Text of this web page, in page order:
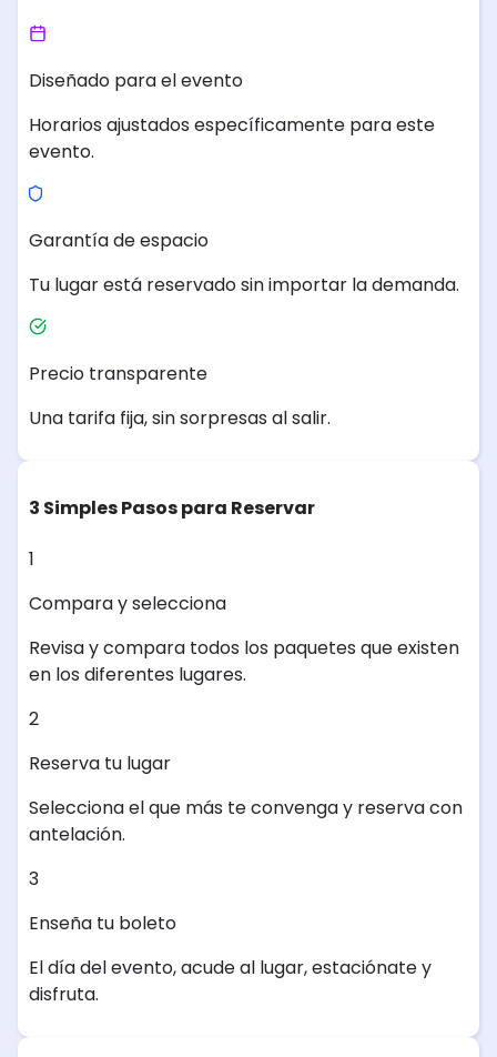
Diseñado para el evento
Horarios ajustados específicamente para este
evento.
Garantía de espacio
Tu lugar está reservado sin importar la demanda.
Precio transparente
Una tarifa fija, sin sorpresas al salir.
3 Simples Pasos para Reservar
1
Compara y selecciona
Revisa y compara todos los paquetes que existen
en los diferentes lugares.
2
Reserva tu lugar
Selecciona el que más te convenga y reserva con
antelación.
3
Enseña tu boleto
El día del evento, acude al lugar, estaciónate y
disfruta.